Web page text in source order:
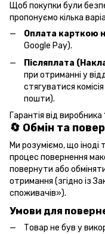
Щоб покупки були
пропонуємо кілька
Оплата карткою
Google Pay).
Післяплата
при отриманні у
стягуватися
пошти).
Гарантія від виробника
🔄 Обмін та
Ми розуміємо, що
процес повернення
повернути або
отримання (згідно із
споживачів»).
Умови для
Товар не був у